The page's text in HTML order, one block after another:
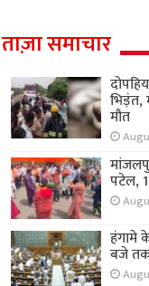
ताज़ा समाचार
भिड़ंत,
मौत
पटेल,
हंगामे
बजे